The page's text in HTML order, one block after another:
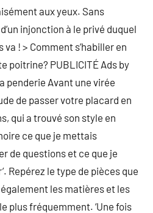
aux yeux. Sans
injonction à le privé duquel
! > Comment s’habiller en
poitrine? PUBLICITÉ Ads by
penderie Avant une virée
de passer votre placard en
qui a trouvé son style en
ce que je mettais
de questions et ce que je
Repérez le type de pièces que
les matières et les
plus fréquemment. ‘Une fois